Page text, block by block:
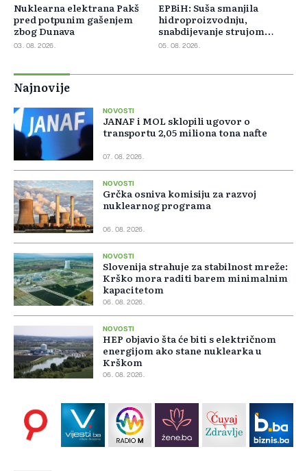
Nuklearna elektrana Pakš
pred potpunim gašenjem
zbog Dunava
03. 08. 2026.
EPBiH: Suša smanjila
hidroproizvodnju,
snabdijevanje strujom
ostaje stabilno
05. 08. 2026.
Najnovije
NOVOSTI
JANAF i MOL sklopili ugovor o
transportu 2,05 miliona tona nafte
07. 08. 2026.
NOVOSTI
Grčka osniva komisiju za razvoj
nuklearnog programa
06. 08. 2026.
NOVOSTI
Slovenija strahuje za stabilnost mreže:
Krško mora raditi barem minimalnim
kapacitetom
06. 08. 2026.
NOVOSTI
HEP objavio šta će biti s električnom
energijom ako stane nuklearka u
Krškom
06. 08. 2026.